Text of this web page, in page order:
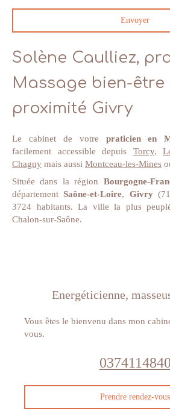
Envoyer
Solène Caulliez,
Massage bien-être
proximité Givry
Le cabinet de votre praticien en
facilement accessible depuis Torcy,
Chagny mais aussi Montceau-les-Mines
Située dans la région Bourgogne-
départementSaône-et-Loire, Givry
3724 habitants. La ville la plus
Chalon-sur-Saône.
Energéticienne,
Vous êtes le bienvenu dans mon
vous.
0374114840
Prendre rendez-vous